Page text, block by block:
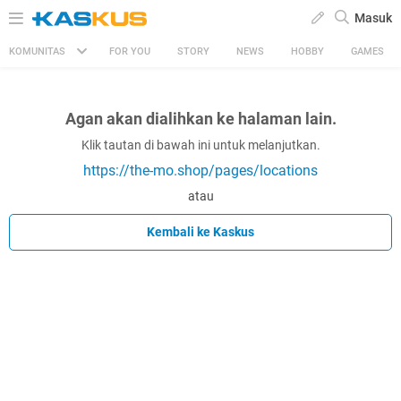
Masuk
KOMUNITAS FOR YOU STORY NEWS HOBBY GAMES
Agan akan dialihkan ke halaman lain.
Klik tautan di bawah ini untuk melanjutkan.
https://the-mo.shop/pages/locations
atau
Kembali ke Kaskus